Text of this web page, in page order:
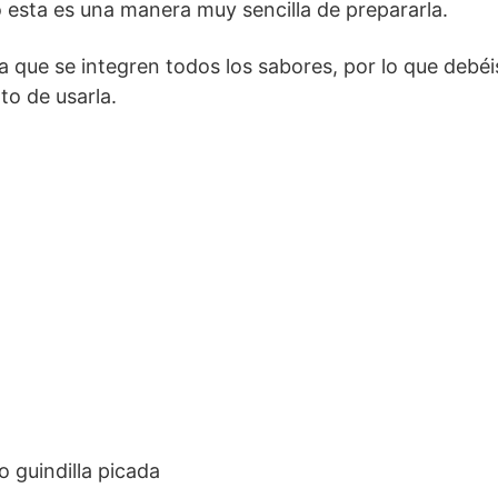
es una manera muy sencilla de prepararla.
que se integren todos los sabores, por lo que
de usarla.
guindilla picada